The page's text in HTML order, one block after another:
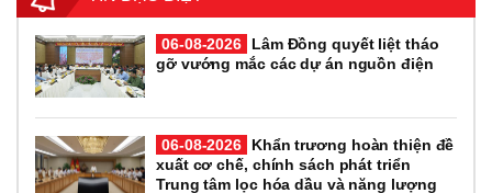
06-08-2026
Lâm Đồng quyết liệt tháo
gỡ vướng mắc các dự án nguồn điện
06-08-2026
Khẩn trương hoàn thiện đề
xuất cơ chế, chính sách phát triển
Trung tâm lọc hóa dầu và năng lượng